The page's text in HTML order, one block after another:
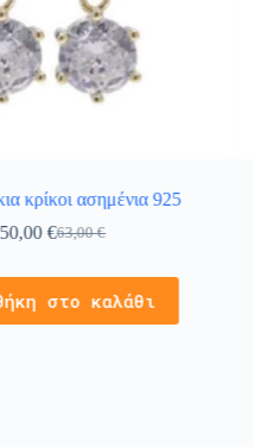
κρίκοι ασημένια 925
63,00€
50,00€
στο καλάθι